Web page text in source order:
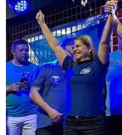
de
vídeo